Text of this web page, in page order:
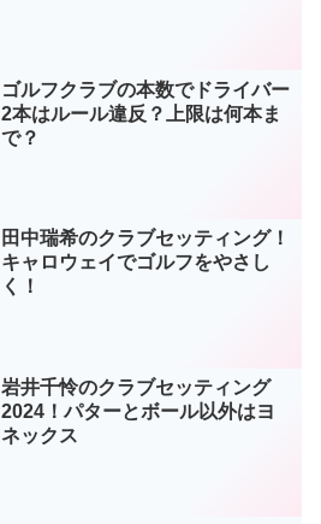
ゴルフクラブの本数でドライバー
2本はルール違反？上限は何本ま
で？
田中瑞希のクラブセッティング！
キャロウェイでゴルフをやさし
く！
岩井千怜のクラブセッティング
2024！パターとボール以外はヨ
ネックス